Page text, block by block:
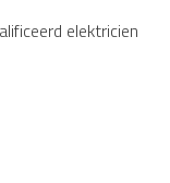
elektricien